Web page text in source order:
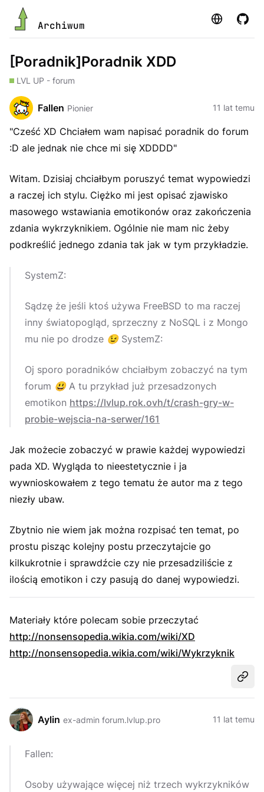
Archiwum Strona
[Poradnik]Poradnik XDD
LVL UP - forum
Fallen Pionier 11 lat temu
"Cześć XD Chciałem wam napisać poradnik do forum
:D ale jednak nie chce mi się XDDDD"
Witam. Dzisiaj chciałbym poruszyć temat wypowiedzi
a raczej ich stylu. Ciężko mi jest opisać zjawisko
masowego wstawiania emotikonów oraz zakończenia
zdania wykrzyknikiem. Ogólnie nie mam nic żeby
podkreślić jednego zdania tak jak w tym przykładzie.
SystemZ:
Sądzę że jeśli ktoś używa FreeBSD to ma raczej
inny światopogląd, sprzeczny z NoSQL i z Mongo
mu nie po drodze 😉SystemZ:
Oj sporo poradników chciałbym zobaczyć na tym
forum 😃A tu przykład już przesadzonych
emotikon https://lvlup.rok.ovh/t/crash-gry-w-
probie-wejscia-na-serwer/161
Jak możecie zobaczyć w prawie każdej wypowiedzi
pada XD. Wygląda to nieestetycznie i ja
wywnioskowałem z tego tematu że autor ma z tego
niezły ubaw.
Zbytnio nie wiem jak można rozpisać ten temat, po
prostu pisząc kolejny postu przeczytajcie go
kilkukrotnie i sprawdźcie czy nie przesadziliście z
ilością emotikon i czy pasują do danej wypowiedzi.
Materiały które polecam sobie przeczytać
http://nonsensopedia.wikia.com/wiki/XD
http://nonsensopedia.wikia.com/wiki/Wykrzyknik
Aylin ex-admin forum.lvlup.pro 11 lat temu
Fallen:
Osoby używające więcej niż trzech wykrzykników